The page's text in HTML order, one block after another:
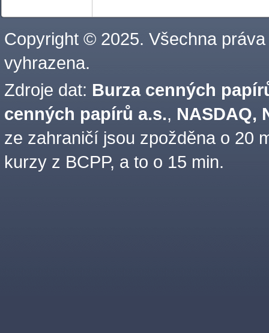
Copyright © 2025. Všechna práva
vyhrazena.
Zdroje dat: Burza cenných
cenných papírů a.s., NASDAQ,
ze zahraničí jsou zpožděna o 20
kurzy z BCPP, a to o 15 min.